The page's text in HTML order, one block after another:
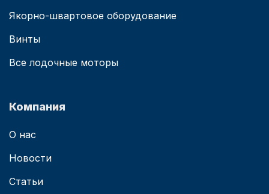
Якорно-швартовое оборудование
Винты
Все лодочные моторы
Компания
О нас
Новости
Статьи